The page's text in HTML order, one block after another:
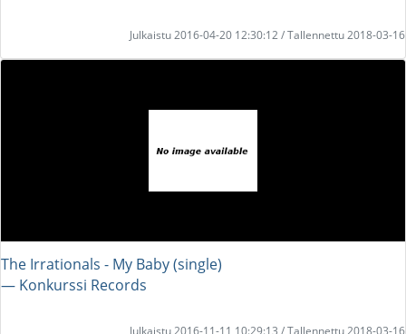
Julkaistu 2016-04-20 12:30:12 / Tallennettu 2018-03-16
The Irrationals - My Baby (single)
― Konkurssi Records
Julkaistu 2016-11-11 10:29:13 / Tallennettu 2018-03-16